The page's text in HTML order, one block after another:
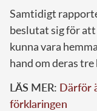
Samtidigt
beslutat sig för
kunna vara
hand om deras tre
LÄS MER: Därför
förklaringen